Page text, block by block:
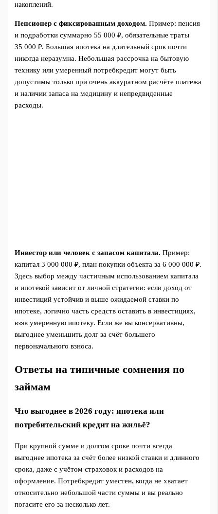
накоплений.
Пенсионер с фиксированным доходом. Пример: пенсия
и подработки суммарно 55 000 ₽, обязательные траты
35 000 ₽. Большая ипотека на длительный срок почти
никогда неразумна. Небольшая рассрочка на бытовую
технику или умеренный потребкредит могут быть
допустимы только при очень аккуратном расчёте платежа
и наличии запаса на медицину и непредвиденные
расходы.
Инвестор или человек с запасом капитала. Пример:
капитал 3 000 000 ₽, план покупки объекта за 6 000 000 ₽.
Здесь выбор между частичным использованием капитала
и ипотекой зависит от личной стратегии: если доход от
инвестиций устойчив и выше ожидаемой ставки по
ипотеке, логично часть средств оставить в инвестициях,
взяв умеренную ипотеку. Если же вы консервативны,
выгоднее уменьшить долг за счёт большего
первоначального взноса.
Ответы на типичные сомнения по
займам
Что выгоднее в 2026 году: ипотека или
потребительский кредит на жильё?
При крупной сумме и долгом сроке почти всегда
выгоднее ипотека за счёт более низкой ставки и длинного
срока, даже с учётом страховок и расходов на
оформление. Потребкредит уместен, когда не хватает
относительно небольшой части суммы и вы реально
погасите его за несколько лет.